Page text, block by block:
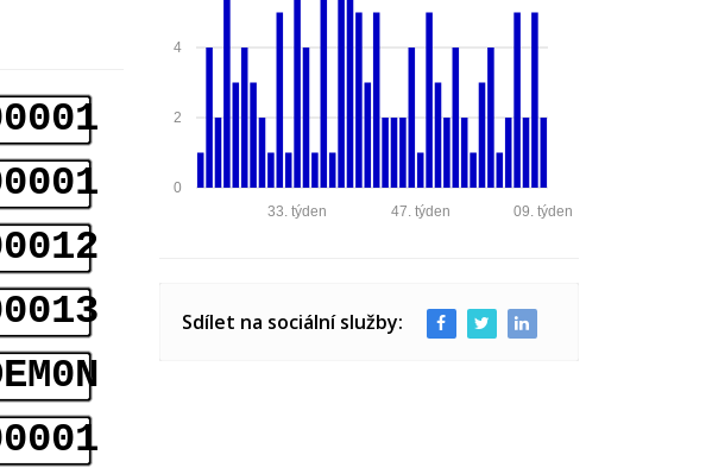
0
2
4
09. týden
47. týden
33. týden
Sdílet na sociální služby: